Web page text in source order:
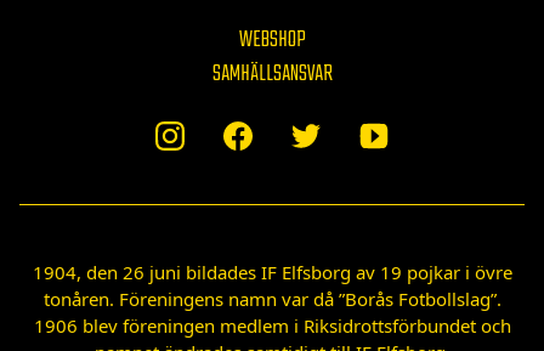
WEBSHOP
SAMHÄLLSANSVAR
1904, den 26 juni bildades IF Elfsborg av 19 pojkar i övre
tonåren. Föreningens namn var då ”Borås Fotbollslag”.
1906 blev föreningen medlem i Riksidrottsförbundet och